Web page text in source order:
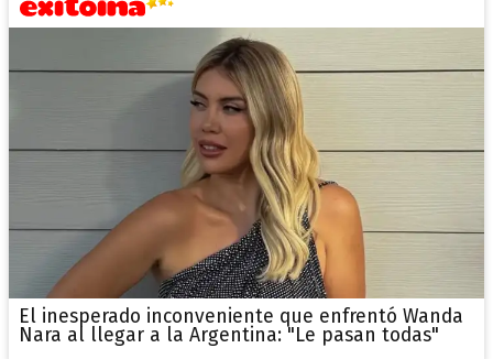
El inesperado inconveniente que enfrentó Wanda
Nara al llegar a la Argentina: "Le pasan todas"